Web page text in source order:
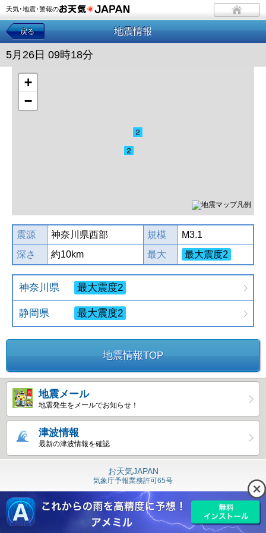
天気･地震･警報の
戻る 地震情報
5月26日 09時18分
+
−
震源 神奈川県西部 規模
M3.1
深さ
約10km 最大 最大震度2
神奈川県 最大震度2
静岡県 最大震度2
地震情報TOP
地震メール
地震発生をメールでお知らせ！
津波情報
最新の津波情報を確認
お天気JAPAN
気象庁予報業務許可65号
Copyright © 島津ビジネスシステムズ